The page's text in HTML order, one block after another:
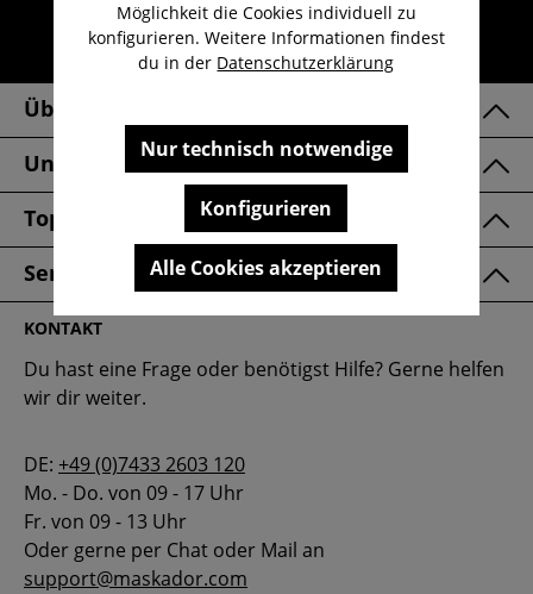
Lieferzeit 1-3 Werktage
30 Tage kostenlose Retoure
Über Uns
Unsere Marken
Top Kategorien
Service & FAQ
KONTAKT
Du hast eine Frage oder benötigst Hilfe? Gerne helfen
wir dir weiter.
DE: +49 (0)7433 2603 120
Mo. - Do. von 09 - 17 Uhr
Fr. von 09 - 13 Uhr
Oder gerne per Chat oder Mail an
support@maskador.com
Möglichkeit die Cookies individuell zu
konfigurieren. Weitere Informationen findest
du in der Datenschutzerklärung
Nur technisch notwendige
Konfigurieren
Alle Cookies akzeptieren